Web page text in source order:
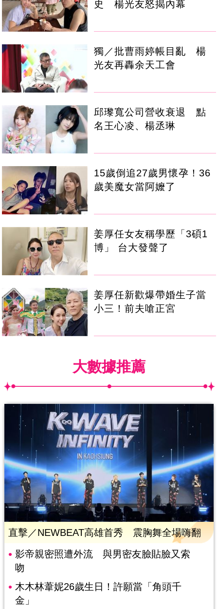
史 楊光友怒揭內幕
獨／批曹雨婷帳目亂 楊
光友再轟余天工會
邱瓈寬公司營收衰退 點
名王心凌、楊丞琳
15歲倒追27歲男懷孕！36
歲美魔女當阿嬤了
姜厚任女友稱學歷「3碩1
博」 台大發聲了
姜厚任新歡爆帶婚生子當
小三！前夫嗆正宮
大數據推薦
直擊／NEWBEAT高雄首秀 震胸舞全場嗨翻
影帝親密照遭外流 與男密友臉貼臉又索
吻
木木林葦妮26歲生日！許願當「角頭千
金」